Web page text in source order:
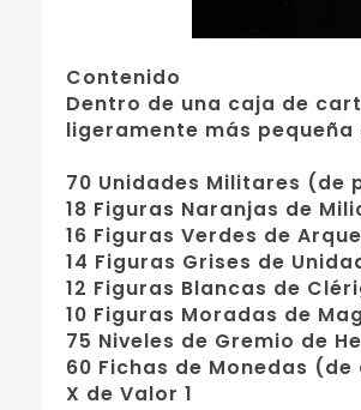
Contenido
Dentro de una caja de
ligeramente más
70 Unidades Militares (de
18 Figuras Naranjas de
16 Figuras Verdes de
14 Figuras Grises de
12 Figuras Blancas de
10 Figuras Moradas de
75 Niveles de Gremio de
60 Fichas de Monedas
X de Valor 1